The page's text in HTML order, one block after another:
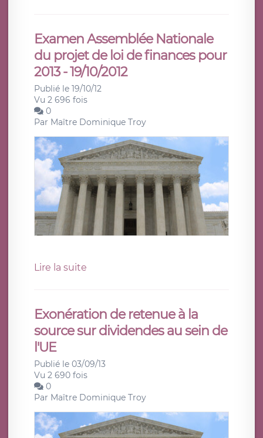
Examen Assemblée Nationale
du projet de loi de finances pour
2013 - 19/10/2012
Publié le 19/10/12
Vu 2 696 fois
0
Par Maître Dominique Troy
Lire la suite
Exonération de retenue à la
source sur dividendes au sein de
l'UE
Publié le 03/09/13
Vu 2 690 fois
0
Par Maître Dominique Troy